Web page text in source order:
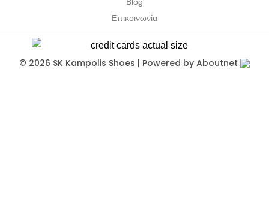
Επικοινωνία
© 2026 SK Kampolis Shoes | Powered by Aboutnet